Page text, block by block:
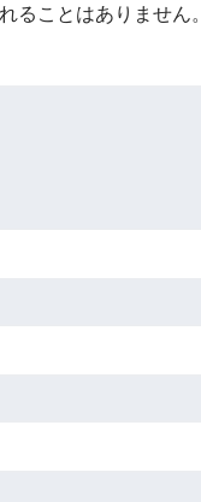
ることはありません。